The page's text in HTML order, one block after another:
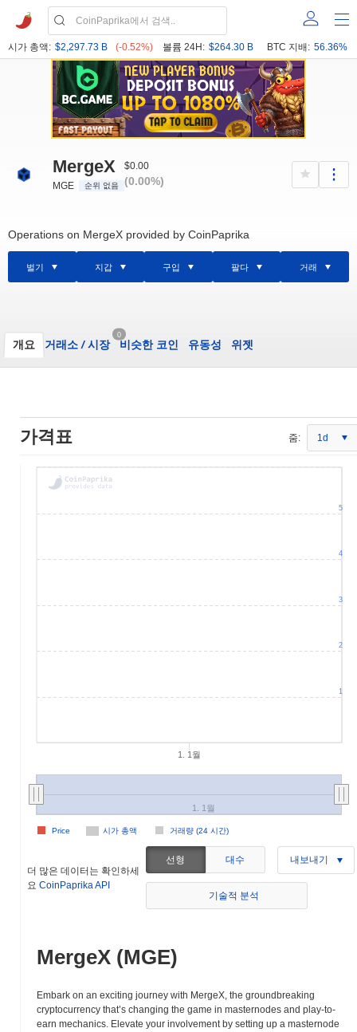
시가 총액: $2,297.73 B (-0.52%) 볼륨 24H: $264.30 B BTC 지배: 56.36%
MergeX
MGE 순위 없음
$0.00
(0.00%)
Operations on MergeX provided by CoinPaprika
벌기 지갑 구입 팔다 거래
개요 거래소 /시장
0
비슷한 코인 유동성 위젯
가격표 줌: 1d
1. 1월
시가 총액 거래량 (24 시간)
Price
1. 1월
1
2
3
4
5
더 많은 데이터는 확인하세
요 CoinPaprika API
선형 대수 내보내기
기술적 분석
MergeX (MGE)
Embark on an exciting journey with MergeX, the groundbreaking
cryptocurrency that’s changing the game in masternodes and play-to-
earn mechanics. Elevate your involvement by setting up a masternode